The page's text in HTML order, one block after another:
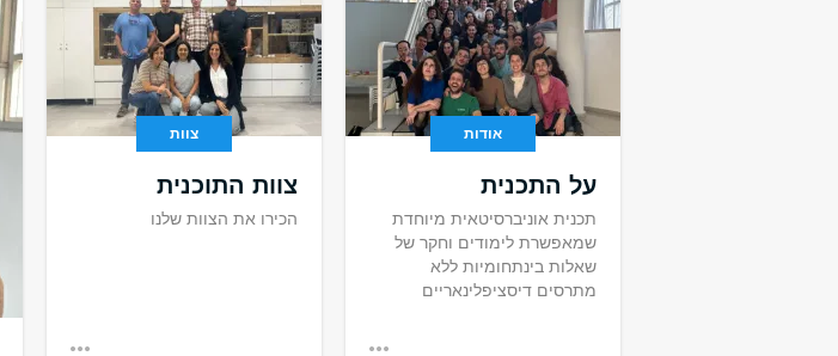
אודות
על התכנית
תכנית אוניברסיטאית מיוחדת
שמאפשרת לימודים וחקר של
שאלות בינתחומיות ללא
מתרסים דיסציפלינאריים
צוות
צוות התוכנית
הכירו את הצוות שלנו